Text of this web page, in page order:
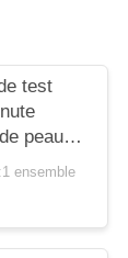
test
peau
pour la
ensemble